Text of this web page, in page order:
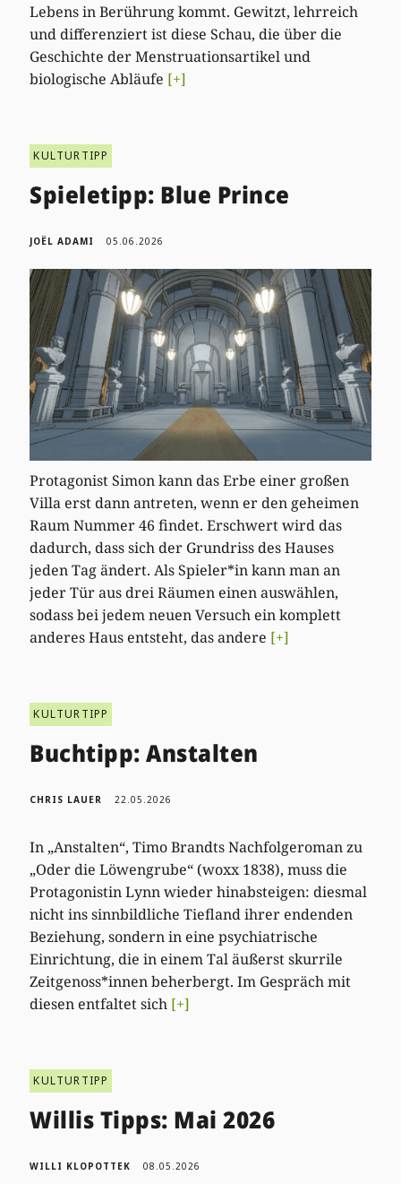
Lebens in Berührung kommt. Gewitzt, lehrreich
und differenziert ist diese Schau, die über die
Geschichte der Menstruationsartikel und
biologische Abläufe [+]
KULTURTIPP
Spieletipp: Blue Prince
JOËL ADAMI 05.06.2026
Protagonist Simon kann das Erbe einer großen
Villa erst dann antreten, wenn er den geheimen
Raum Nummer 46 findet. Erschwert wird das
dadurch, dass sich der Grundriss des Hauses
jeden Tag ändert. Als Spieler*in kann man an
jeder Tür aus drei Räumen einen auswählen,
sodass bei jedem neuen Versuch ein komplett
anderes Haus entsteht, das andere [+]
KULTURTIPP
Buchtipp: Anstalten
CHRIS LAUER 22.05.2026
In „Anstalten“, Timo Brandts Nachfolgeroman zu
„Oder die Löwengrube“ (woxx 1838), muss die
Protagonistin Lynn wieder hinabsteigen: diesmal
nicht ins sinnbildliche Tiefland ihrer endenden
Beziehung, sondern in eine psychiatrische
Einrichtung, die in einem Tal äußerst skurrile
Zeitgenoss*innen beherbergt. Im Gespräch mit
diesen entfaltet sich [+]
KULTURTIPP
Willis Tipps: Mai 2026
WILLI KLOPOTTEK 08.05.2026